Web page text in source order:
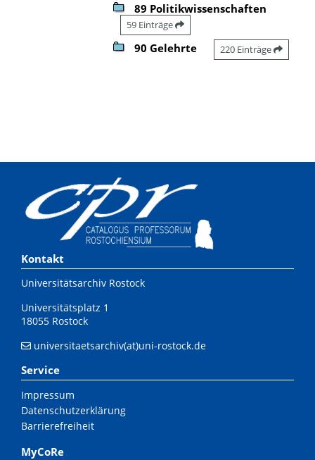
89 Politikwissenschaften
59 Einträge
90 Gelehrte 220 Einträge
Kontakt
Universitätsarchiv Rostock
Universitätsplatz 1
18055 Rostock
universitaetsarchiv(at)uni-rostock.de
Service
Impressum
Datenschutzerklärung
Barrierefreiheit
MyCoRe